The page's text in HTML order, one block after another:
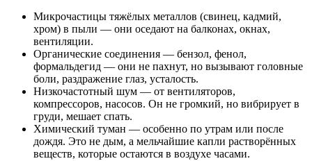
Микрочастицы тяжёлых металлов (свинец, кадмий,
хром) в пыли — они оседают на балконах, окнах,
вентиляции.
Органические соединения — бензол, фенол,
формальдегид — они не пахнут, но вызывают головные
боли, раздражение глаз, усталость.
Низкочастотный шум — от вентиляторов,
компрессоров, насосов. Он не громкий, но вибрирует в
груди, мешает спать.
Химический туман — особенно по утрам или после
дождя. Это не дым, а мельчайшие капли растворённых
веществ, которые остаются в воздухе часами.